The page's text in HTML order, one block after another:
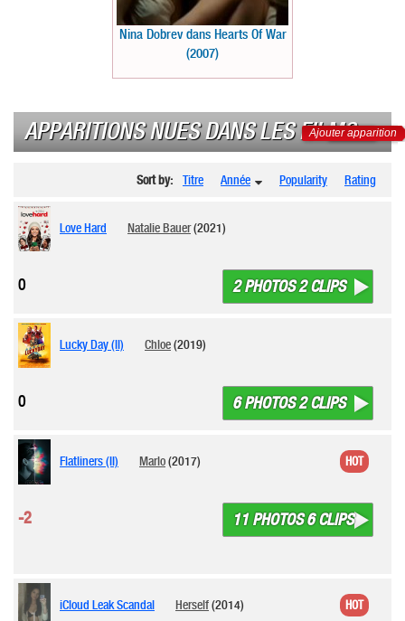
Nina Dobrev dans Hearts Of War
(2007)
APPARITIONS NUES DANS LES FILMS
Ajouter apparition
Sort by: Titre Année Popularity Rating
Love Hard Natalie Bauer(2021)
2 PHOTOS 2 CLIPS
0
Lucky Day (II) Chloe(2019)
6 PHOTOS 2 CLIPS
0
Flatliners (II) Marlo(2017)
11 PHOTOS 6 CLIPS
-2
HOT
iCloud Leak Scandal Herself(2014) HOT